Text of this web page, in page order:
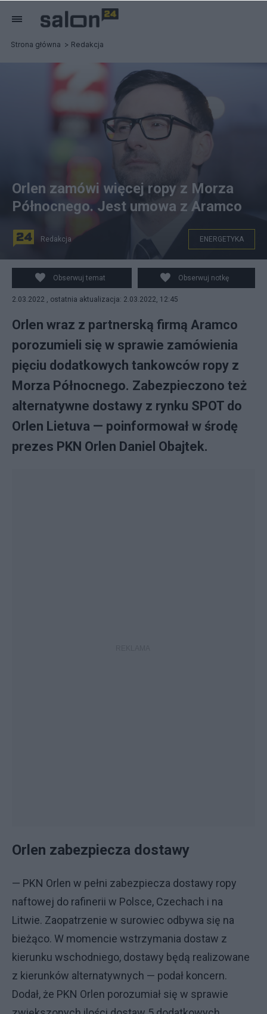
Strona główna Redakcja
źródło: PAP
Orlen zamówi więcej ropy z Morza
Północnego. Jest umowa z Aramco
Redakcja ENERGETYKA
Obserwuj temat Obserwuj notkę
2.03.2022 , ostatnia aktualizacja: 2.03.2022, 12:45
Orlen wraz z partnerską firmą Aramco
porozumieli się w sprawie zamówienia
pięciu dodatkowych tankowców ropy z
Morza Północnego. Zabezpieczono też
alternatywne dostawy z rynku SPOT do
Orlen Lietuva — poinformował w środę
prezes PKN Orlen Daniel Obajtek.
Orlen zabezpiecza dostawy
— PKN Orlen w pełni zabezpiecza dostawy ropy
naftowej do rafinerii w Polsce, Czechach i na
Litwie. Zaopatrzenie w surowiec odbywa się na
bieżąco. W momencie wstrzymania dostaw z
kierunku wschodniego, dostawy będą realizowane
z kierunków alternatywnych — podał koncern.
Dodał, że PKN Orlen porozumiał się w sprawie